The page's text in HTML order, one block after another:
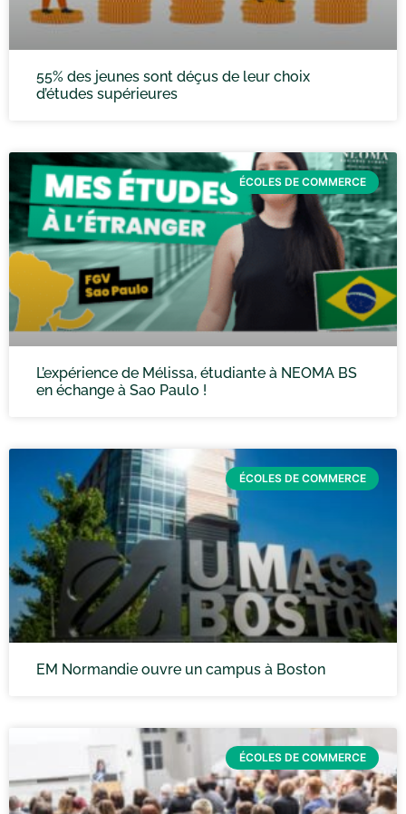
55% des jeunes sont déçus de leur choix
d’études supérieures
ÉCOLES DE COMMERCE
L’expérience de Mélissa, étudiante à NEOMA BS
en échange à Sao Paulo !
ÉCOLES DE COMMERCE
EM Normandie ouvre un campus à Boston
ÉCOLES DE COMMERCE